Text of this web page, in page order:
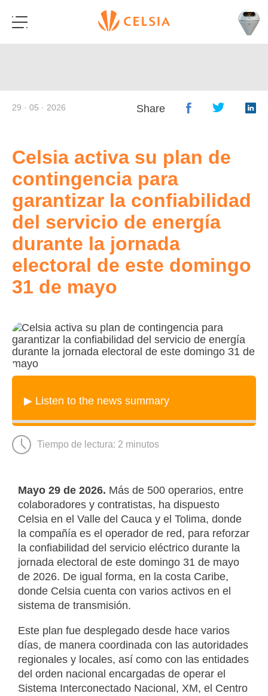
29 · 05 · 2026 Share
Celsia activa su plan de
contingencia para
garantizar la confiabilidad
del servicio de energía
durante la jornada
electoral de este domingo
31 de mayo
▶ Listen to the news summary
Tiempo de lectura: 2 minutos
Mayo 29 de 2026. Más de 500 operarios, entre
colaboradores y contratistas, ha dispuesto
Celsia en el Valle del Cauca y el Tolima, donde
la compañía es el operador de red, para reforzar
la confiabilidad del servicio eléctrico durante la
jornada electoral de este domingo 31 de mayo
de 2026. De igual forma, en la costa Caribe,
donde Celsia cuenta con varios activos en el
sistema de transmisión.
Este plan fue desplegado desde hace varios
días, de manera coordinada con las autoridades
regionales y locales, así como con las entidades
del orden nacional encargadas de operar el
Sistema Interconectado Nacional, XM, el Centro